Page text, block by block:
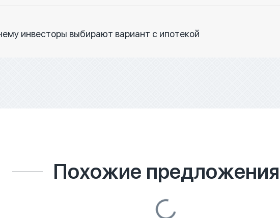
инвесторы выбирают вариант с ипотекой
Похожие предложения